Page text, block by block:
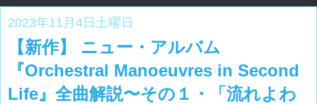
2023年11月4日土曜日
【新作】 ニュー・アルバム
『Orchestral Manoeuvres in Second
Life』全曲解説〜その１・「流れよわ